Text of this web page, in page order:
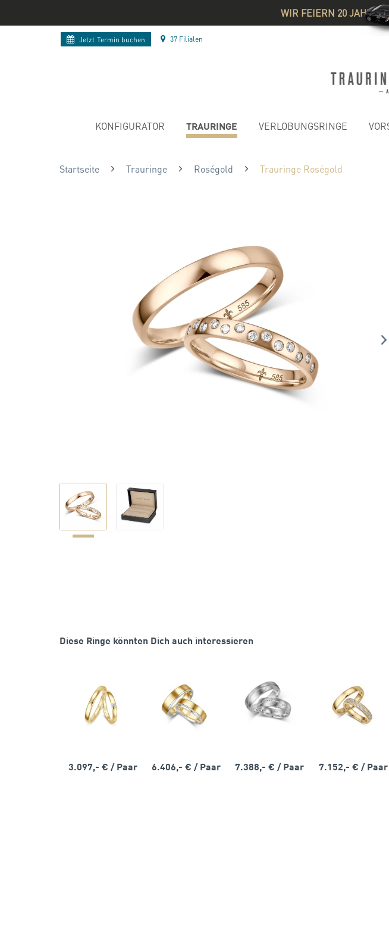
WIR FEIERN 20 JAHRE&
Jetzt Termin buchen 37 Filialen
KONFIGURATOR TRAURINGE VERLOBUNGSRINGE
Startseite Trauringe Roségold Trauringe Roségold
Diese Ringe könnten Dich auch interessieren
3.097,- € / Paar 6.406,- €/ Paar 7.388,- €/ Paar 7.152,- € / Paar